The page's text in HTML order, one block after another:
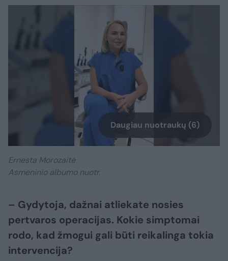
Daugiau nuotraukų (6)
Ernesta Morozaitė
Asmeninio albumo nuotr.
– Gydytoja, dažnai atliekate nosies
pertvaros operacijas. Kokie simptomai
rodo, kad žmogui gali būti reikalinga tokia
intervencija?